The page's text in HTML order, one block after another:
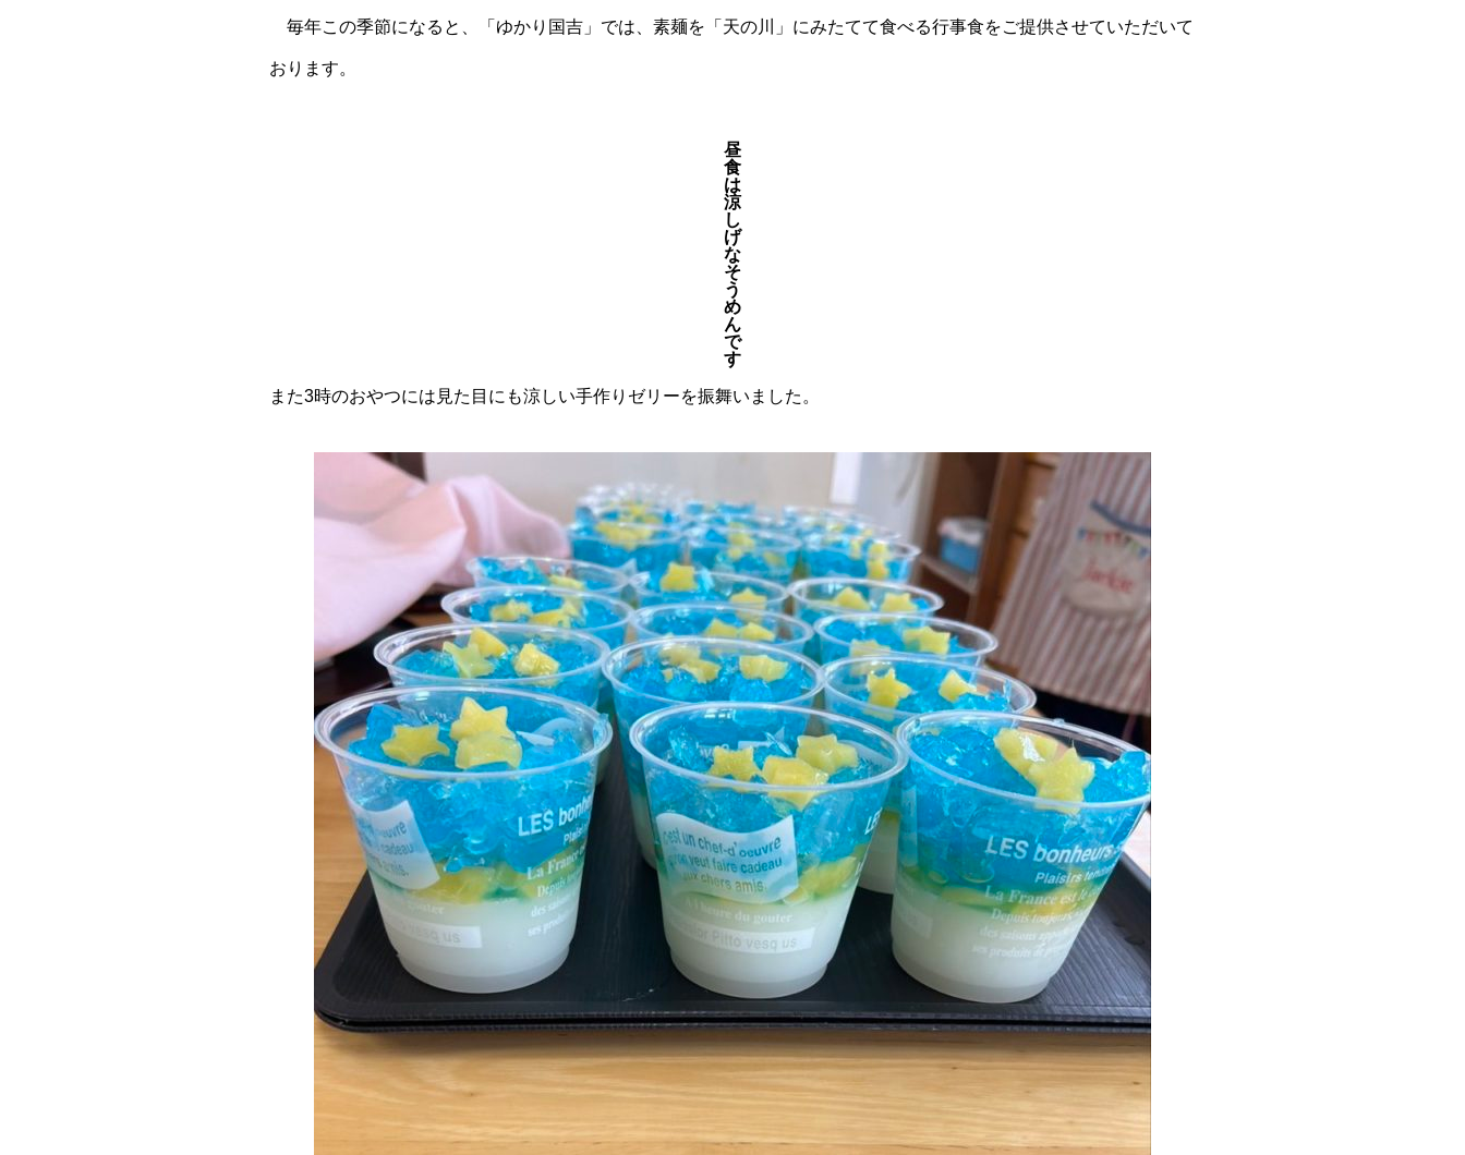
毎年この季節になると、「ゆかり国吉」では、素麺を「天の川」にみたてて食べる行事食をご提供させていただいて
おります。
昼
食
は
涼
し
げ
な
そ
う
め
ん
で
す
また3時のおやつには見た目にも涼しい手作りゼリーを振舞いました。